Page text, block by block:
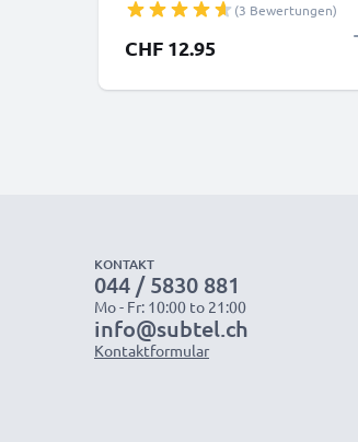
Controller Kamera
Fahrradbeleuchtung Telefon GPS
Navigation Funkgeräte -
(3 Bewertungen)
CHF 12.95
KONTAKT
044 / 5830 881
Mo - Fr: 10:00 to 21:00
info@subtel.ch
Kontaktformular